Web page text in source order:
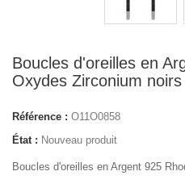
Boucles d'oreilles en
Oxydes Zirconium noirs
Référence : O11O0858
État : Nouveau produit
Boucles d'oreilles en Argent 925